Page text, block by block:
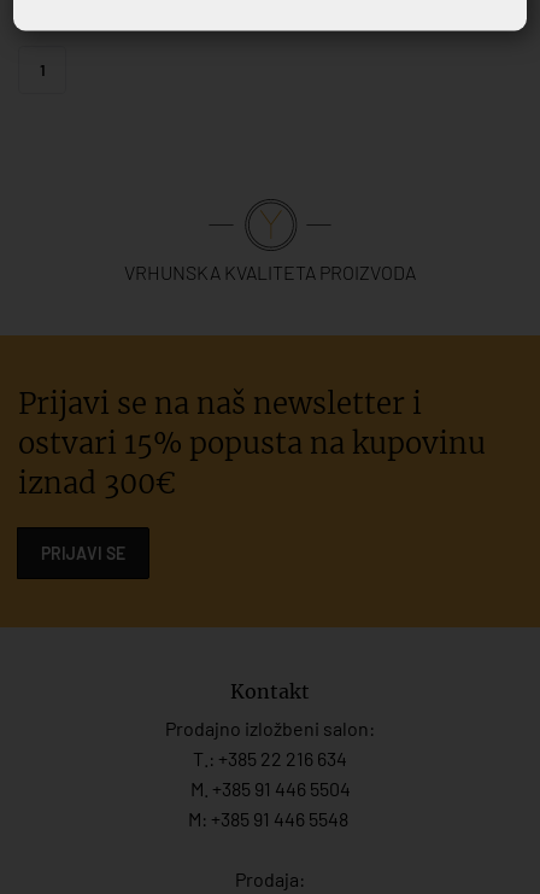
1
VRHUNSKA KVALITETA PROIZVODA
Prijavi se na naš newsletter i
ostvari 15% popusta na kupovinu
iznad 300€
PRIJAVI SE
Kontakt
Prodajno izložbeni salon:
T.: +385 22 216 634
M. +385 91 446 5504
M: +385 91 446 5548
Prodaja: